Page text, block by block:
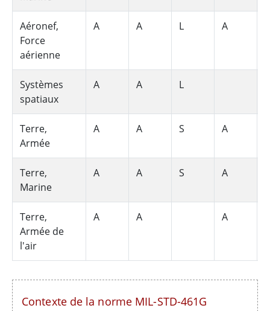
Aéronef,
Force
aérienne
A A L A
Systèmes
spatiaux
A A L
Terre,
Armée
A A S A
Terre,
Marine
A A S A
Terre,
Armée de
l'air
A A A
Contexte de la norme MIL-STD-461G